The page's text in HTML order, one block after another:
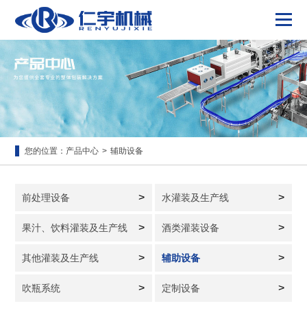
您的位置： 产品中心 > 辅助设备
前处理设备 > 水灌装及生产线 >
果汁、饮料灌装及生产线 > 酒类灌装设备 >
其他灌装及生产线 > 辅助设备 >
吹瓶系统 > 定制设备 >